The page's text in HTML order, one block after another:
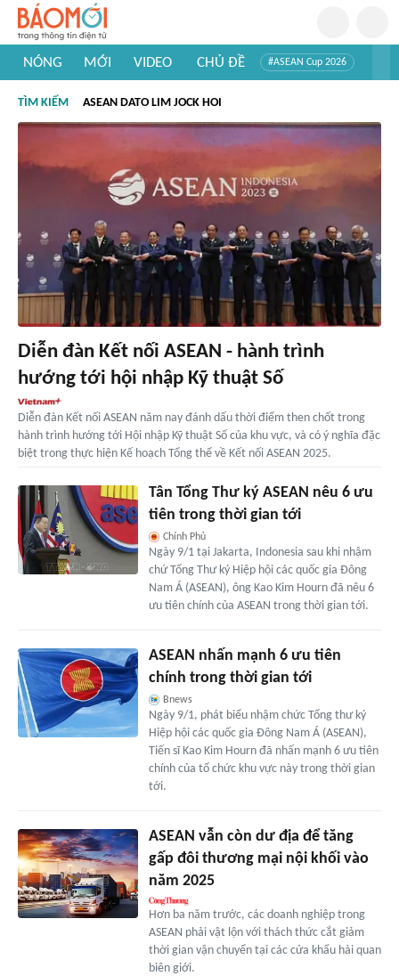
NÓNG MỚI VIDEO CHỦ ĐỀ #ASEAN Cup 2026
#Khám phá thế giới
TÌM KIẾM ASEAN DATO LIM JOCK HOI
Diễn đàn Kết nối ASEAN - hành trình
hướng tới hội nhập Kỹ thuật Số
Diễn đàn Kết nối ASEAN năm nay đánh dấu thời điểm then chốt trong
hành trình hướng tới Hội nhập Kỹ thuật Số của khu vực, và có ý nghĩa đặc
biệt trong thực hiện Kế hoạch Tổng thể về Kết nối ASEAN 2025.
Tân Tổng Thư ký ASEAN nêu 6 ưu
tiên trong thời gian tới
Chính Phủ
Ngày 9/1 tại Jakarta, Indonesia sau khi nhậm
chứ Tổng Thư ký Hiệp hội các quốc gia Đông
Nam Á (ASEAN), ông Kao Kim Hourn đã nêu 6
ưu tiên chính của ASEAN trong thời gian tới.
ASEAN nhấn mạnh 6 ưu tiên
chính trong thời gian tới
Bnews
Ngày 9/1, phát biểu nhậm chức Tổng thư ký
Hiệp hội các quốc gia Đông Nam Á (ASEAN),
Tiến sĩ Kao Kim Hourn đã nhấn mạnh 6 ưu tiên
chính của tổ chức khu vực này trong thời gian
tới.
ASEAN vẫn còn dư địa để tăng
gấp đôi thương mại nội khối vào
năm 2025
Hơn ba năm trước, các doanh nghiệp trong
ASEAN phải vật lộn với thách thức cắt giảm
thời gian vận chuyển tại các cửa khẩu hải quan
biên giới.